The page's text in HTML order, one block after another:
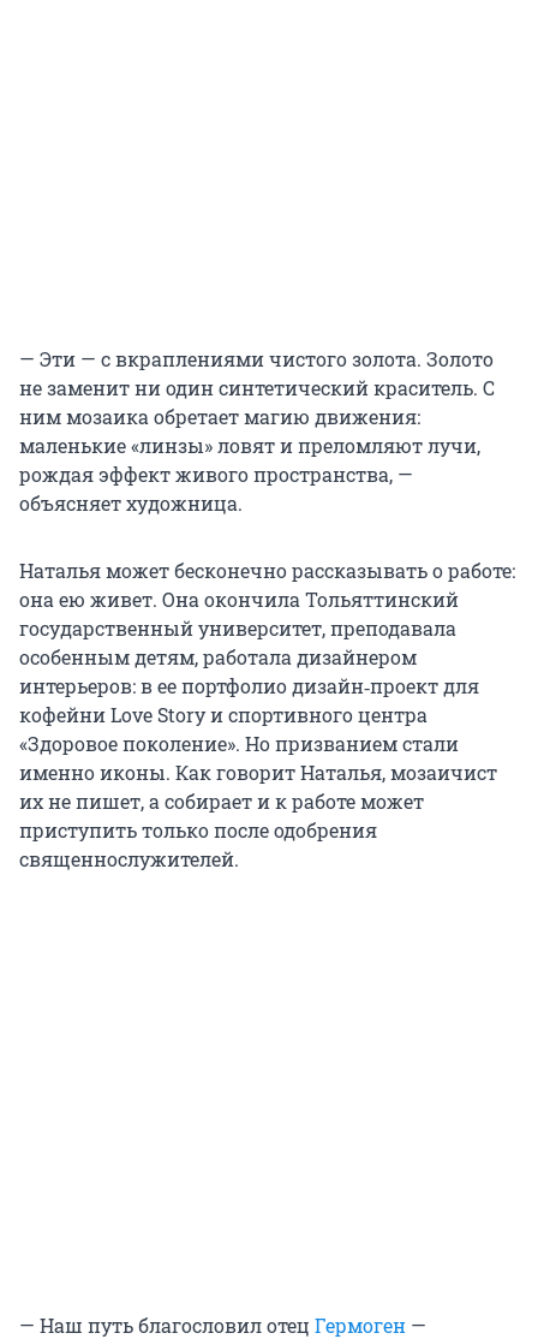
— Эти — с вкраплениями чистого золота. Золото
не заменит ни один синтетический краситель. С
ним мозаика обретает магию движения:
маленькие «линзы» ловят и преломляют лучи,
рождая эффект живого пространства, —
объясняет художница.
Наталья может бесконечно рассказывать о работе:
она ею живет. Она окончила Тольяттинский
государственный университет, преподавала
особенным детям, работала дизайнером
интерьеров: в ее портфолио дизайн‑проект для
кофейни Love Story и спортивного центра
«Здоровое поколение». Но призванием стали
именно иконы. Как говорит Наталья, мозаичист
их не пишет, а собирает и к работе может
приступить только после одобрения
священнослужителей.
— Наш путь благословил отец Гермоген —